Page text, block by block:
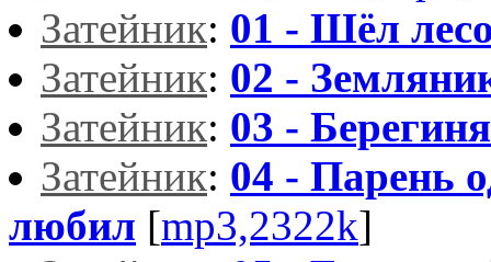
Затейник: 01 - Шёл
Затейник: 02 -
Затейник: 03 - Берегиня
Затейник: 04 - Парень
любил [mp3,2322k]